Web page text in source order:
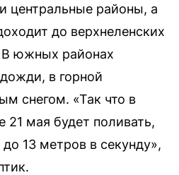
центральные районы, а
до верхнеленских
В южных районах
в горной
снегом. «Так что в
21 мая будет поливать,
13 метров в секунду»,